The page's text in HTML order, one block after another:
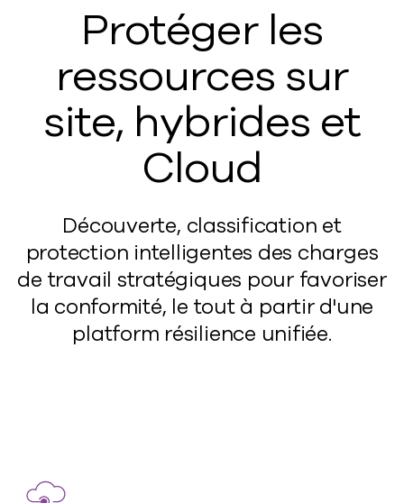
Protéger les
ressources sur
site, hybrides et
Cloud
Découverte, classification et
protection intelligentes des charges
de travail stratégiques pour favoriser
la conformité, le tout à partir d'une
platform résilience unifiée.